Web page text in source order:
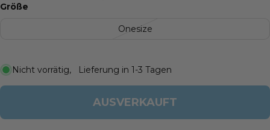
Größe
Onesize
Nicht vorrätig, Lieferung in 1-3 Tagen
AUSVERKAUFT